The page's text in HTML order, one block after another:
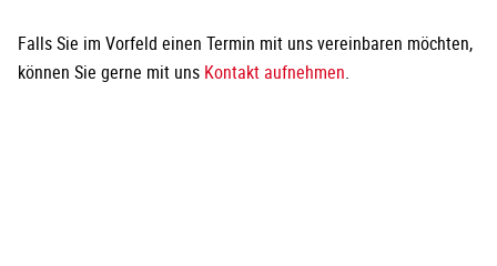
Falls Sie im Vorfeld einen Termin mit uns vereinbaren möchten,
können Sie gerne mit uns Kontakt aufnehmen.